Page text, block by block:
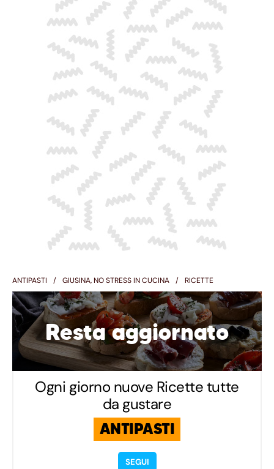
ANTIPASTI GIUSINA, NO STRESS IN CUCINA RICETTE
Resta aggiornato
Ogni giorno nuove Ricette tutte
da gustare
ANTIPASTI
SEGUI